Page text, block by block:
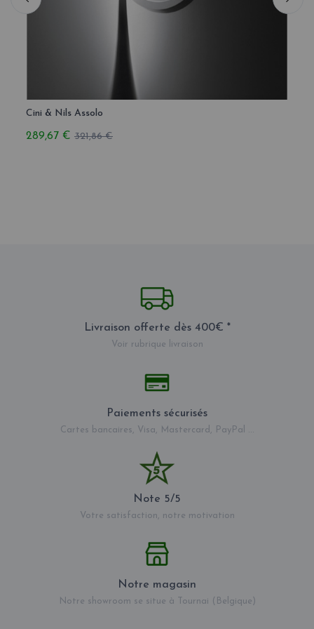
Cini & Nils Assolo
289,67 € 321,86 €
Livraison offerte dès 400€ *
Voir rubrique livraison
Paiements sécurisés
Cartes bancaires, Visa, Mastercard, PayPal ...
Note 5/5
Votre satisfaction, notre motivation
Notre magasin
Notre showroom se situe à Tournai (Belgique)